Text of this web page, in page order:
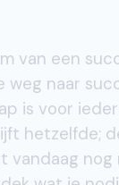
van een
weg naar
is voor
hetzelfde;
vandaag